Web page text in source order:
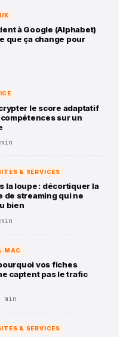
à Google (Alphabet)
que ça change pour
le score adaptatif
sur un
& SERVICES
la loupe : décortiquer la
de streaming qui ne
bien
MAC
vos fiches
captent pas le trafic
& SERVICES